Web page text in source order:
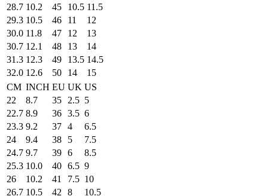
28.7 10.2 45 10.5 11.5
29.3 10.5 46 11
12
30.0 11.8 47 12
13
30.7 12.1 48 13
14
31.3 12.3 49 13.5 14.5
32.0 12.6 50 14
15
CM INCH EU UK US
22
8.7 35 2.5 5
22.7 8.9 36 3.5 6
23.3 9.2 37 4
6.5
24
9.4 38 5
7.5
24.7 9.7 39 6
8.5
25.3 10.0 40 6.5 9
26
10.2 41 7.5 10
26.7 10.5 42 8
10.5